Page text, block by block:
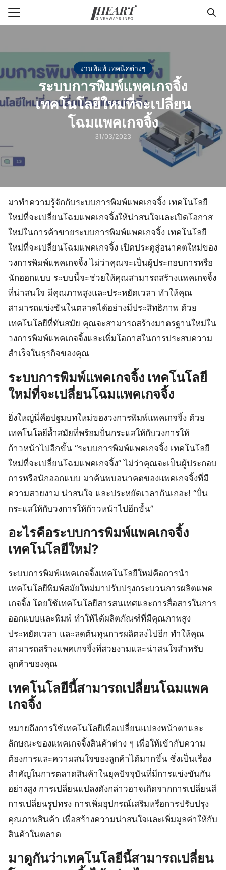
Skip
ก
ม
งานพิมพ์ เทคนิคต่างๆ
ระบบการพิมพ์แพคเกจจิ้ง
เทคโนโลยีใหม่ที่จะเปลี่ยน
โฉมแพคเกจจิ้ง
31/03/2023
มาทำความรู้จักกับระบบการพิมพ์แพคเกจจิ้ง เทคโนโลยี
ใหม่ที่จะเปลี่ยนโฉมแพคเกจจิ้งให้น่าสนใจและเปิดโอกาส
ใหม่ในการค้าขายระบบการพิมพ์แพคเกจจิ้ง เทคโนโลยี
ใหม่ที่จะเปลี่ยนโฉมแพคเกจจิ้ง เปิดประตูสู่อนาคตใหม่ของ
วงการพิมพ์แพคเกจจิ้ง ไม่ว่าคุณจะเป็นผู้ประกอบการหรือ
นักออกแบบ ระบบนี้จะช่วยให้คุณสามารถสร้างแพคเกจจิ้ง
ที่น่าสนใจ มีคุณภาพสูงและประหยัดเวลา ทำให้คุณ
สามารถแข่งขันในตลาดได้อย่างมีประสิทธิภาพ ด้วย
เทคโนโลยีที่ทันสมัย คุณจะสามารถสร้างมาตรฐานใหม่ใน
วงการพิมพ์แพคเกจจิ้งและเพิ่มโอกาสในการประสบความ
สำเร็จในธุรกิจของคุณ
ระบบการพิมพ์แพคเกจจิ้ง เทคโนโลยี
ใหม่ที่จะเปลี่ยนโฉมแพคเกจจิ้ง
ยิ่งใหญ่นี่คือปฐมบทใหม่ของวงการพิมพ์แพคเกจจิ้ง ด้วย
เทคโนโลยีล้ำสมัยที่พร้อมปั่นกระแสให้กับวงการให้
ก้าวหน้าไปอีกขั้น “ระบบการพิมพ์แพคเกจจิ้ง เทคโนโลยี
ใหม่ที่จะเปลี่ยนโฉมแพคเกจจิ้ง” ไม่ว่าคุณจะเป็นผู้ประกอบ
การหรือนักออกแบบ มาค้นพบอนาคตของแพคเกจจิ้งที่มี
ความสวยงาม น่าสนใจ และประหยัดเวลากันเถอะ! “ปั่น
กระแสให้กับวงการให้ก้าวหน้าไปอีกขั้น”
อะไรคือระบบการพิมพ์แพคเกจจิ้ง
เทคโนโลยีใหม่?
ระบบการพิมพ์แพคเกจจิ้งเทคโนโลยีใหม่คือการนำ
เทคโนโลยีพิมพ์สมัยใหม่มาปรับปรุงกระบวนการผลิตแพค
เกจจิ้ง โดยใช้เทคโนโลยีสารสนเทศและการสื่อสารในการ
ออกแบบและพิมพ์ ทำให้ได้ผลิตภัณฑ์ที่มีคุณภาพสูง
ประหยัดเวลา และลดต้นทุนการผลิตลงไปอีก ทำให้คุณ
สามารถสร้างแพคเกจจิ้งที่สวยงามและน่าสนใจสำหรับ
ลูกค้าของคุณ
เทคโนโลยีนี้สามารถเปลี่ยนโฉมแพค
เกจจิ้ง
หมายถึงการใช้เทคโนโลยีเพื่อเปลี่ยนแปลงหน้าตาและ
ลักษณะของแพคเกจจิ้งสินค้าต่าง ๆ เพื่อให้เข้ากับความ
ต้องการและความสนใจของลูกค้าได้มากขึ้น ซึ่งเป็นเรื่อง
สำคัญในการตลาดสินค้าในยุคปัจจุบันที่มีการแข่งขันกัน
อย่างสูง การเปลี่ยนแปลงดังกล่าวอาจเกิดจากการเปลี่ยนสี
การเปลี่ยนรูปทรง การเพิ่มอุปกรณ์เสริมหรือการปรับปรุง
คุณภาพสินค้า เพื่อสร้างความน่าสนใจและเพิ่มมูลค่าให้กับ
สินค้าในตลาด
มาดูกันว่าเทคโนโลยีนี้สามารถเปลี่ยน